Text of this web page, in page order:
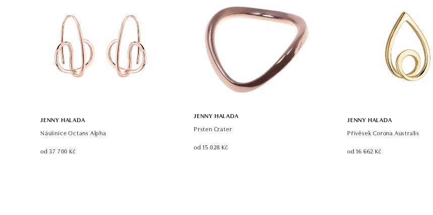
JENNY HALADA
Náušnice Octans Alpha
od 37 700 Kč
JENNY HALADA
Prsten Crater
od 15 028 Kč
JENNY HALADA
Přívěsek Corona Australis
od 16 662 Kč